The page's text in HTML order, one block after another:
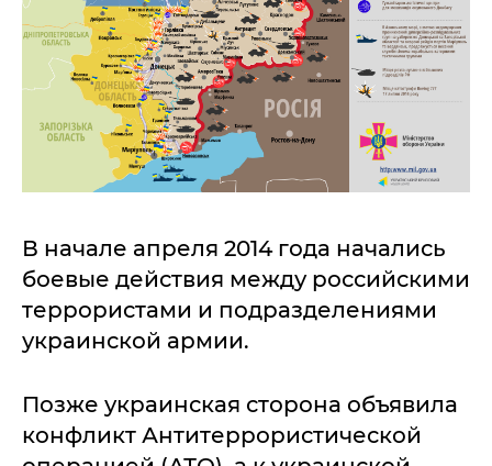
В начале апреля 2014 года начались
боевые действия между российскими
террористами и подразделениями
украинской армии.
Позже украинская сторона объявила
конфликт Антитеррористической